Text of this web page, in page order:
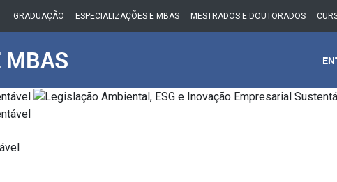
GRADUAÇÃO ESPECIALIZAÇÕES E MBAS MESTRADOS E DOUTORADOS
MBAS